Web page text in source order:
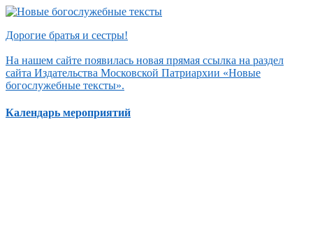
Дорогие братья и сестры!
На нашем сайте появилась новая прямая ссылка на раздел
сайта Издательства Московской Патриархии «Новые
богослужебные тексты».
Календарь мероприятий